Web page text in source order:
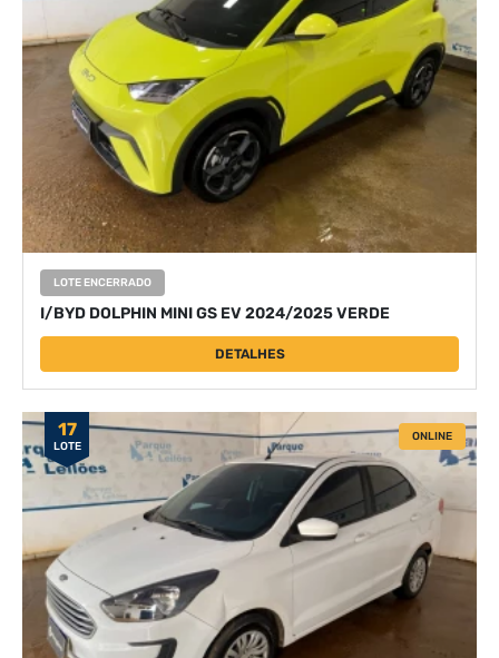
LOTE ENCERRADO
I/BYD DOLPHIN MINI GS EV 2024/2025 VERDE
DETALHES
17
LOTE
ONLINE